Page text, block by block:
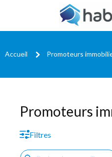
Accueil Promoteurs
Promoteurs
Filtres